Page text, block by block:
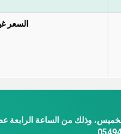
السعر
وذلك من الساعة